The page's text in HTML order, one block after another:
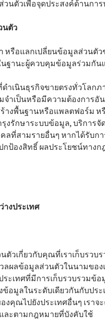
นตัวเพื่อจุดประสงค์ด้านการ
นตัว
า หรือแลกเปลี่ยนข้อมูลส่วน
นฐานะผู้ควบคุมข้อมูลร่วมกั
เนินธุรกิจขายตรงทั่วโลกภ
จำเป็นหรือมีความต้องการอั
างพื้นฐานหรือแพลตฟอร์ม
งรักษาระบบข้อมูล, บริการ
ลที่สามรายอื่นๆ หากได้รับ
ปกป้องสิทธิ์ ผลประโยชน์ทา
งประเทศ
ตัวเกี่ยวกับคุณที่เราเก็บรวบ
ผลข้อมูลส่วนตัวในนามของ
ระเทศที่มีการเก็บรวบรวมข้
อมูลในระดับเดียวกันกับป
งคุณไปยังประเทศอื่นๆ เรา
ละตามกฎหมายที่บังคับใช้